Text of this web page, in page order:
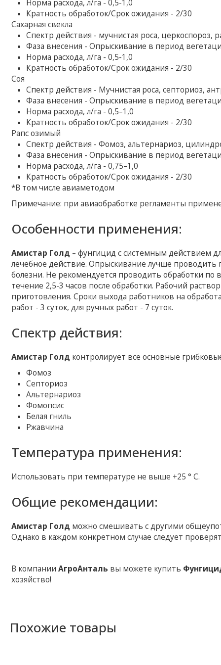
Норма расхода, л/га - 0,5-1,0
Кратность обработок/Срок ожидания - 2/30
Сахарная свекла
Спектр действия - мучнистая роса, церкоспороз,
Фаза внесения - Опрыскивание в период
Норма расхода, л/га - 0,5-1,0
Кратность обработок/Срок ожидания - 2/30
Соя
Спектр действия - Мучнистая роса, септориоз,
Фаза внесения - Опрыскивание в период
Норма расхода, л/га - 0,5–1,0
Кратность обработок/Срок ожидания - 2/30
Рапс озимый
Спектр действия - Фомоз, альтернариоз,
Фаза внесения - Опрыскивание в период
Норма расхода, л/га - 0,75–1,0
Кратность обработок/Срок ожидания - 2/30
*В том числе авиаметодом
Примечание: при авиаобработке регламенты
Особенности применения:
Амистар Голд – фунгицид с системным действием
лечебное действие. Опрыскивание лучше
болезни. Не рекомендуется проводить обработки по
течение 2,5-3 часов после обработки. Рабочий
приготовления. Сроки выхода работников на
работ - 3 суток, для ручных работ - 7 суток.
Спектр действия:
Амистар Голд контролирует все основные
Фомоз
Септориоз
Альтернариоз
Фомопсис
Белая гниль
Ржавчина
Температура применения:
Использовать при температуре не выше +25 ° С.
Общие рекомендации:
Амистар Голд можно смешивать с другими
Однако в каждом конкретном случае следует
В компанииАгроАнталь вы можете купить
хозяйство!
Похожие товары